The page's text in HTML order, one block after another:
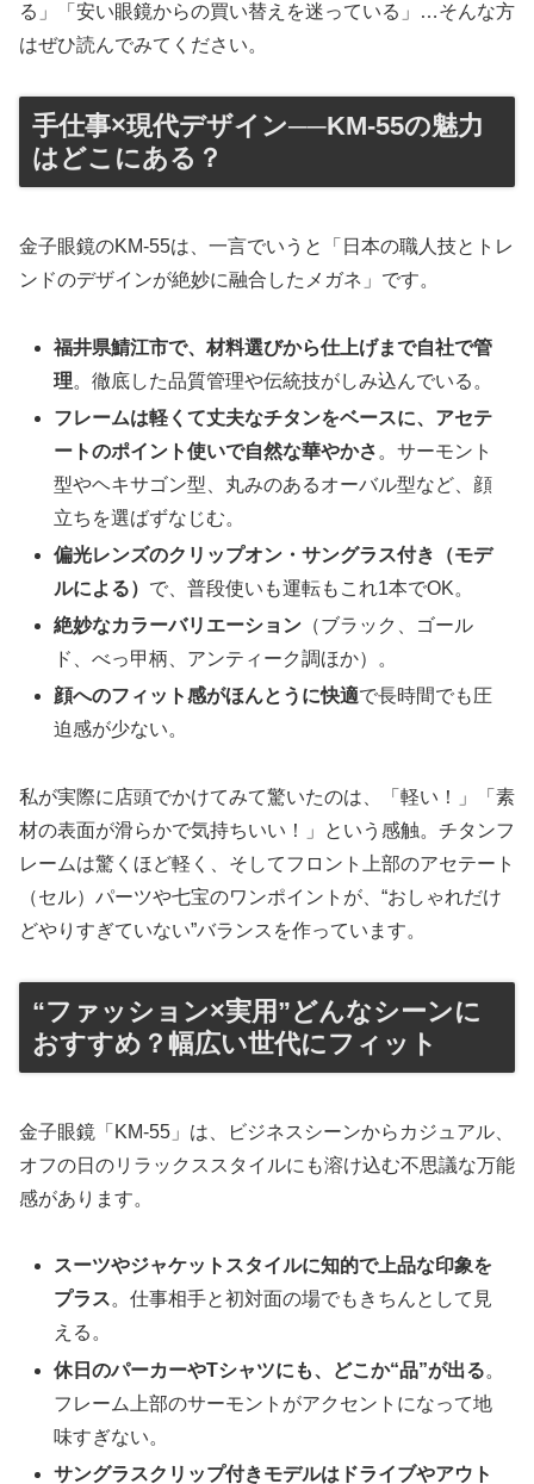
る」「安い眼鏡からの買い替えを迷っている」…そんな方
はぜひ読んでみてください。
手仕事×現代デザイン──KM-55の魅力
はどこにある？
金子眼鏡のKM-55は、一言でいうと「日本の職人技とトレ
ンドのデザインが絶妙に融合したメガネ」です。
福井県鯖江市で、材料選びから仕上げまで自社で管
理。徹底した品質管理や伝統技がしみ込んでいる。
フレームは軽くて丈夫なチタンをベースに、アセテ
ートのポイント使いで自然な華やかさ 。サーモント
型やヘキサゴン型、丸みのあるオーバル型など、顔
立ちを選ばずなじむ。
偏光レンズのクリップオン・サングラス付き（モデ
ルによる） で、普段使いも運転もこれ1本でOK。
絶妙なカラーバリエーション （ブラック、ゴール
ド、べっ甲柄、アンティーク調ほか）。
顔へのフィット感がほんとうに快適で長時間でも圧
迫感が少ない。
私が実際に店頭でかけてみて驚いたのは、「軽い！」「素
材の表面が滑らかで気持ちいい！」という感触。チタンフ
レームは驚くほど軽く、そしてフロント上部のアセテート
（セル）パーツや七宝のワンポイントが、“おしゃれだけ
どやりすぎていない”バランスを作っています。
“ファッション×実用”どんなシーンに
おすすめ？幅広い世代にフィット
金子眼鏡「KM-55」は、ビジネスシーンからカジュアル、
オフの日のリラックススタイルにも溶け込む不思議な万能
感があります。
スーツやジャケットスタイルに知的で上品な印象を
プラス。仕事相手と初対面の場でもきちんとして見
える。
休日のパーカーやTシャツにも、どこか“品”が出る。
フレーム上部のサーモントがアクセントになって地
味すぎない。
サングラスクリップ付きモデルはドライブやアウト